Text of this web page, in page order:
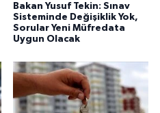
Bakan Yusuf Tekin: Sınav
Sisteminde Değişiklik Yok,
Sorular Yeni Müfredata
Uygun Olacak